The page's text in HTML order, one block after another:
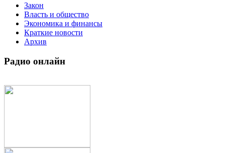
Закон
Власть и общество
Экономика и финансы
Краткие новости
Архив
Радио онлайн